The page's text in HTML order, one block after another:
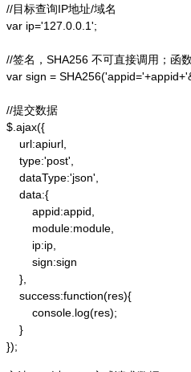
//目标查询IP地址/域名
var ip='127.0.0.1';
//签名，SHA256 不可直接调用；函
var sign =
//提交数据
$.ajax({
    url:apiurl,
    type:'post',
    dataType:'json',
    data:{
        appid:appid,
        module:module,
        ip:ip,
        sign:sign
    },
    success:function(res){
        console.log(res);
    }
});